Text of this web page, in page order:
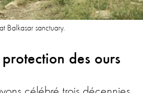
Balkasar sanctuary.
des ours